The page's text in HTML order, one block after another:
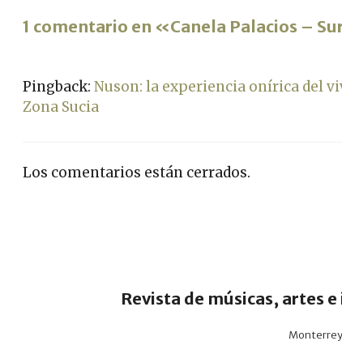
1 comentario en «Canela Palacios –
Pingback: Nuson: la experiencia onírica del
Zona Sucia
Los comentarios están cerrados.
Revista de músicas, artes e